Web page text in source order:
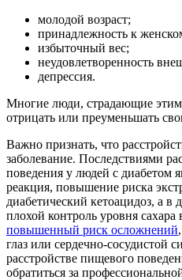
молодой возраст;
принадлежность к
избыточный вес;
неудовлетворенность
депрессия.
Многие люди, страдающие
отрицать или преуменьшать
Важно признать, что
заболевание. Последствиями
поведения у людей с диабетом
реакция, повышение риска
диабетический кетоацидоз, а
плохой контроль уровня сахара
повышенный риск осложнений
глаз или сердечно-сосудистой
расстройстве пищевого
обратиться за